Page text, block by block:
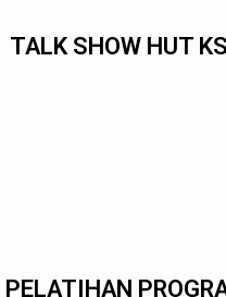
TALK SHOW HUT
PELATIHAN